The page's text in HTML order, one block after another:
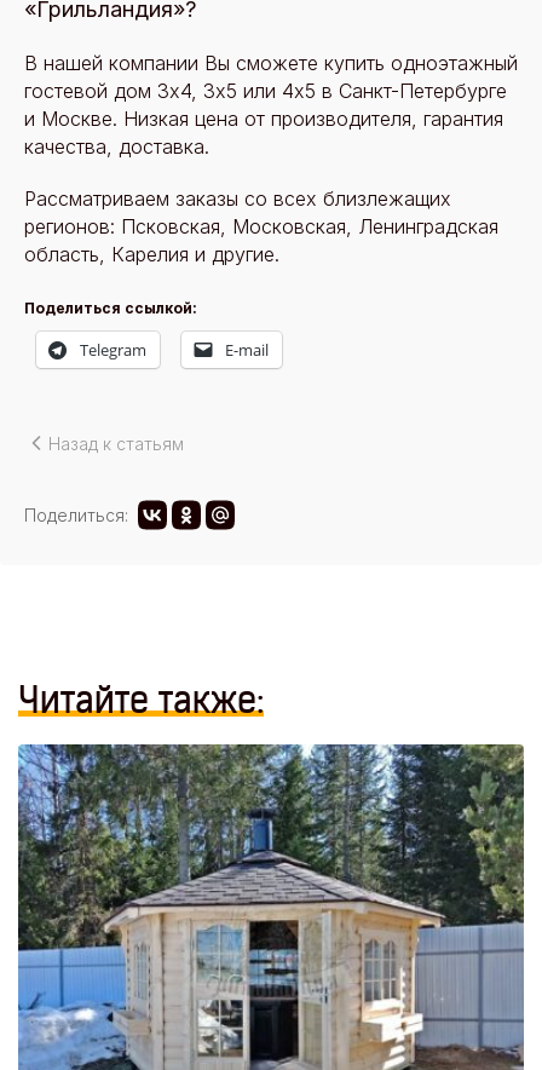
«Грильландия»?
В нашей компании Вы сможете купить одноэтажный
гостевой дом 3х4, 3х5 или 4х5 в Санкт-Петербурге
и Москве. Низкая цена от производителя, гарантия
качества, доставка.
Рассматриваем заказы со всех близлежащих
регионов: Псковская, Московская, Ленинградская
область, Карелия и другие.
Поделиться ссылкой:
Telegram E-mail
Назад к статьям
Поделиться:
Читайте также: